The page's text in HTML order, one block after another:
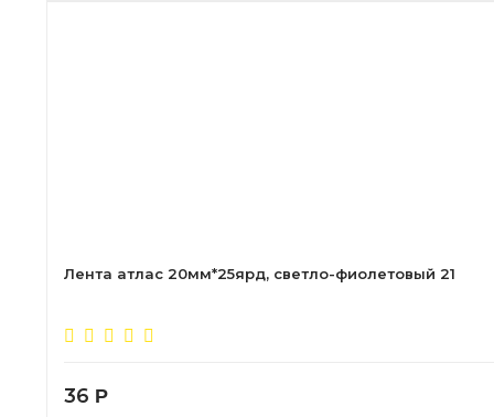
Лента атлас 20мм*25ярд, светло-фиолетовый 21
36 Р